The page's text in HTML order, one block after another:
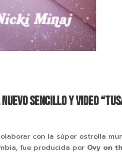
SENCILLO Y VIDEO
con la súper estrella
fue producida por Ovy on